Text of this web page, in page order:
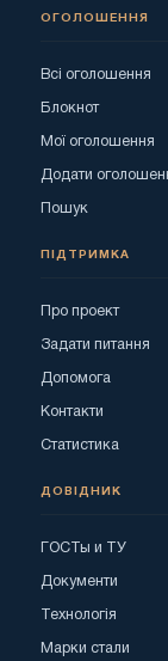
ОГОЛОШЕННЯ
Всі оголошення
Блокнот
Мої оголошення
Додати
Пошук
ПІДТРИМКА
Про проект
Задати питання
Допомога
Контакти
Статистика
ДОВІДНИК
ГОСТы и ТУ
Документи
Технологія
Марки стали